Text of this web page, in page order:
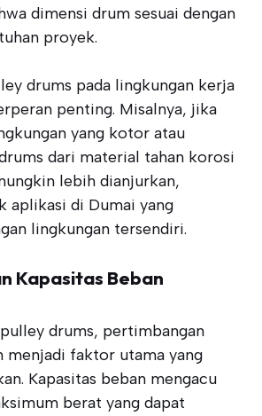
dimensi drum sesuai dengan
proyek.
drums pada lingkungan kerja
penting. Misalnya, jika
yang kotor atau
dari material tahan korosi
lebih dianjurkan,
aplikasi di Dumai yang
lingkungan tersendiri.
Kapasitas Beban
drums, pertimbangan
menjadi faktor utama yang
Kapasitas beban mengacu
berat yang dapat